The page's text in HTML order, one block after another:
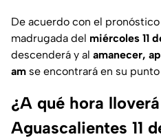
De acuerdo con el
madrugada del miércoles 11
descenderá y al amanecer,
am se encontrará en su punto
¿A qué hora
Aguascalientes 11